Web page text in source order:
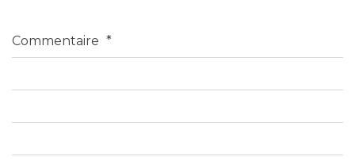
Commentaire *